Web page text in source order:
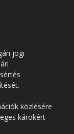
jogi
közlésére
károkért